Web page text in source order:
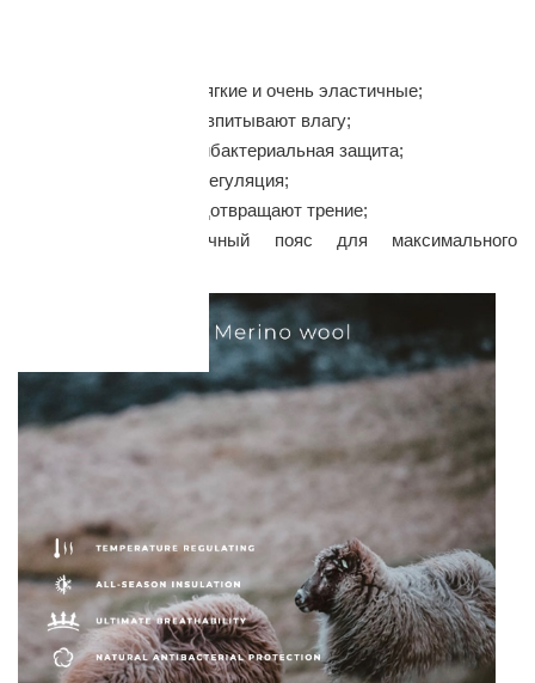
Супер удобные, мягкие и очень эластичные;
Отлично дышат и впитывают влагу;
Естественная антибактериальная защита;
Идеальная терморегуляция;
Плоские швы предотвращают трение;
Широкий эластичный пояс для максимального